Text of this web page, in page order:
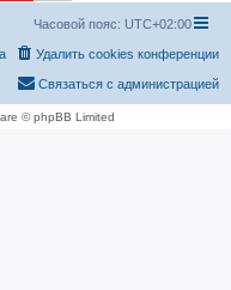
Часовой пояс: UTC+02:00
Удалить cookies конференции
Связаться с администрацией
© phpBB Limited